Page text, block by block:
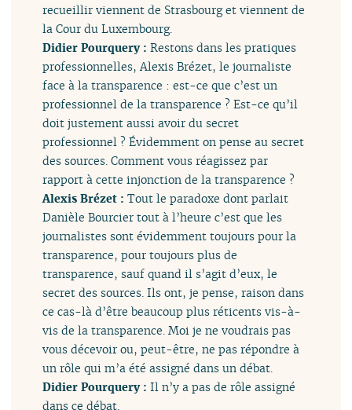
recueillir viennent de Strasbourg et viennent de
la Cour du Luxembourg.
Didier Pourquery :Restons dans les pratiques
professionnelles, Alexis Brézet, le journaliste
face à la transparence : est-ce que c’est un
professionnel de la transparence ? Est-ce qu’il
doit justement aussi avoir du secret
professionnel ? Évidemment on pense au secret
des sources. Comment vous réagissez par
rapport à cette injonction de la transparence ?
Alexis Brézet :Tout le paradoxe dont parlait
Danièle Bourcier tout à l’heure c’est que les
journalistes sont évidemment toujours pour la
transparence, pour toujours plus de
transparence, sauf quand il s’agit d’eux, le
secret des sources. Ils ont, je pense, raison dans
ce cas-là d’être beaucoup plus réticents vis-à-
vis de la transparence. Moi je ne voudrais pas
vous décevoir ou, peut-être, ne pas répondre à
un rôle qui m’a été assigné dans un débat.
Didier Pourquery :Il n’y a pas de rôle assigné
dans ce débat.